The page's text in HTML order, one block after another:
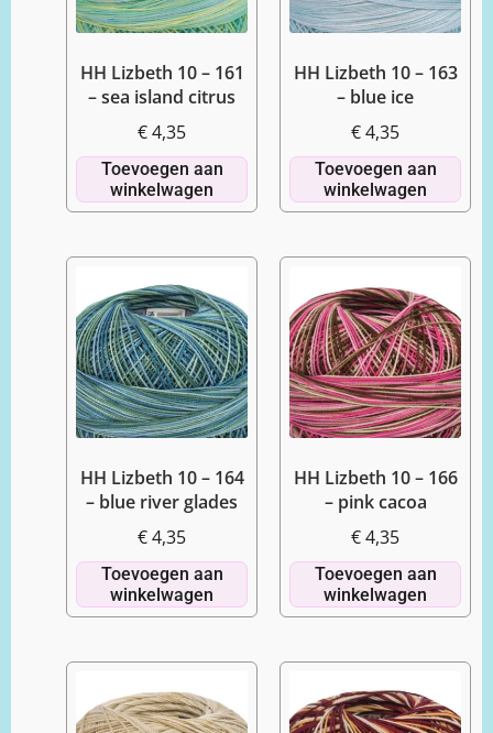
HH Lizbeth 10 – 161
– sea island citrus
€4,35
Toevoegen aan
winkelwagen
HH Lizbeth 10 – 163
– blue ice
€4,35
Toevoegen aan
winkelwagen
HH Lizbeth 10 – 164
– blue river glades
€4,35
Toevoegen aan
winkelwagen
HH Lizbeth 10 – 166
– pink cacoa
€4,35
Toevoegen aan
winkelwagen